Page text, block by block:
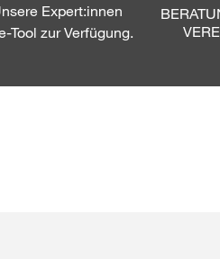
Expert:innen
Tool zur Verfügung.